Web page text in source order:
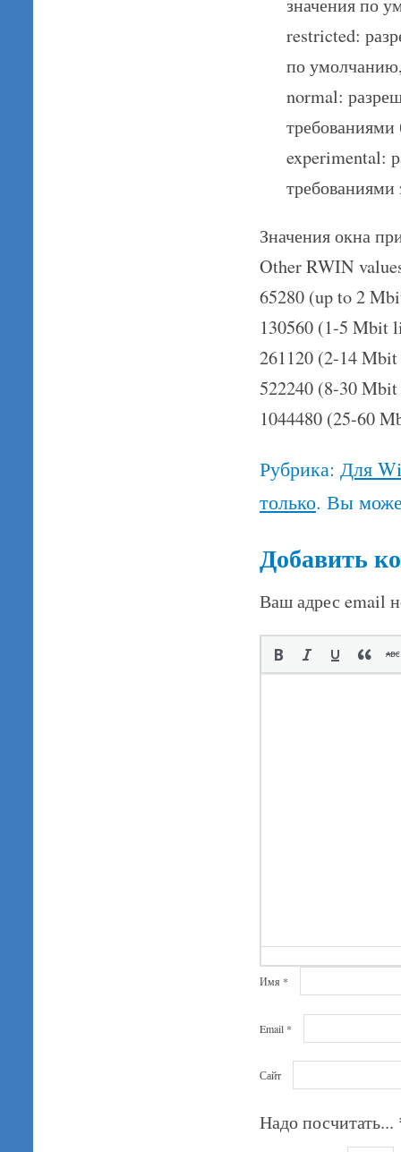
restricted:
по
normal:
требованиями
experimental:
требованиями
Значения окна
Other RWIN
65280 (up to 2
130560 (1-5 Mbit
261120 (2-14
522240 (8-30
1044480 (25-60
Рубрика: Для
только. Вы
Добавить
Ваш адрес email
Имя *
Email *
Сайт
Надо посчитать...